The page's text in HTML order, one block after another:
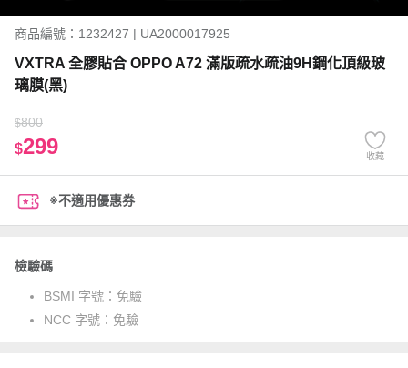
商品編號：1232427 | UA2000017925
VXTRA 全膠貼合 OPPO A72 滿版疏水疏油9H鋼化頂級玻
璃膜(黑)
$800
$299 收藏
※不適用優惠券
檢驗碼
BSMI 字號： 免驗
NCC 字號： 免驗